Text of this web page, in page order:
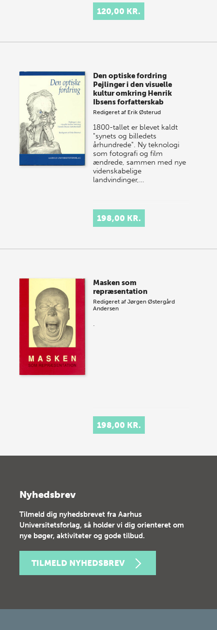
120,00 KR.
Den optiske fordring
Pejlinger i den visuelle
kultur omkring Henrik
Ibsens forfatterskab
Redigeret af Erik Østerud
1800-tallet er blevet kaldt
"synets og billedets
århundrede". Ny teknologi
som fotografi og film
ændrede, sammen med nye
videnskabelige
landvindinger,…
198,00 KR.
Masken som
repræsentation
Redigeret afJørgen Østergård
Andersen
.
198,00 KR.
Nyhedsbrev
Tilmeld dig nyhedsbrevet fra Aarhus
Universitetsforlag, så holder vi dig orienteret om
nye bøger, aktiviteter og gode tilbud.
TILMELD NYHEDSBREV